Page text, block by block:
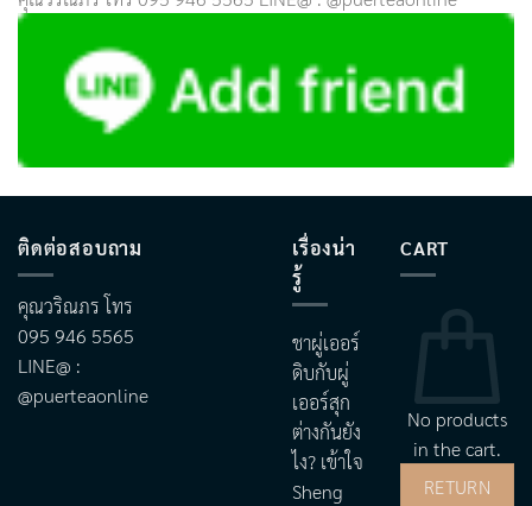
ติดต่อสอบถาม
คุณวริณภร โทร
095 946 5565
LINE@ :
@puerteaonline
เรื่องน่า
รู้
ชาผู่เออร์
ดิบกับผู่
เออร์สุก
ต่างกันยัง
ไง? เข้าใจ
Sheng
CART
No products
in the cart.
RETURN